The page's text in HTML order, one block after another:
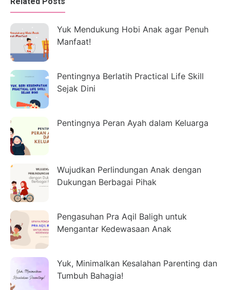
Yuk Mendukung Hobi Anak agar Penuh
Manfaat!
Pentingnya Berlatih Practical Life Skill
Sejak Dini
Pentingnya Peran Ayah dalam Keluarga
Wujudkan Perlindungan Anak dengan
Dukungan Berbagai Pihak
Pengasuhan Pra Aqil Baligh untuk
Mengantar Kedewasaan Anak
Yuk, Minimalkan Kesalahan Parenting dan
Tumbuh Bahagia!